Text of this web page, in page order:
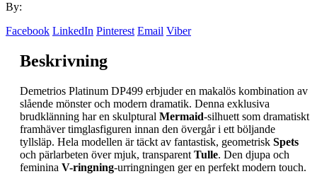
By:
Facebook LinkedIn Pinterest Email Viber
Beskrivning
Demetrios Platinum DP499 erbjuder en makalös kombination av
slående mönster och modern dramatik. Denna exklusiva
brudklänning har en skulptural Mermaid-silhuett som dramatiskt
framhäver timglasfiguren innan den övergår i ett böljande
tyllsläp. Hela modellen är täckt av fantastisk, geometrisk Spets
och pärlarbeten över mjuk, transparent Tulle. Den djupa och
feminina V-ringning-urringningen ger en perfekt modern touch.